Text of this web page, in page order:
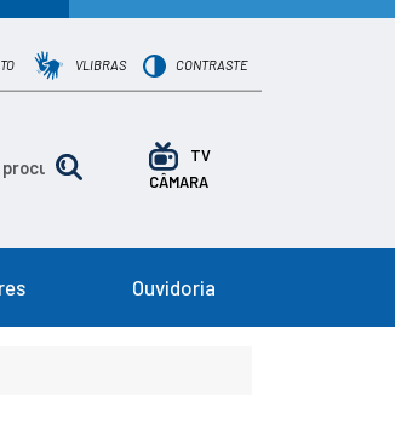
VLIBRAS CONTRASTE
TV
CÂMARA
Ouvidoria